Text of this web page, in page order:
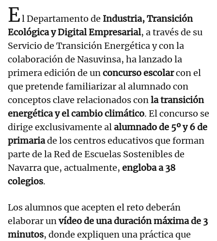
El Departamento de Industria, Transición
Ecológica y Digital Empresarial, a través de su
Servicio de Transición Energética y con la
colaboración de Nasuvinsa, ha lanzado la
primera edición de unconcurso escolarcon el
que pretende familiarizar al alumnado con
conceptos clave relacionados conla transición
energética y el cambio climático. El concurso se
dirige exclusivamente alalumnado de 5º y 6 de
primariade los centros educativos que forman
parte de la Red de Escuelas Sostenibles de
Navarra que, actualmente, engloba a 38
colegios.
Los alumnos que acepten el reto deberán
elaborar unvídeo de una duración máxima de 3
minutos, donde expliquen una práctica que